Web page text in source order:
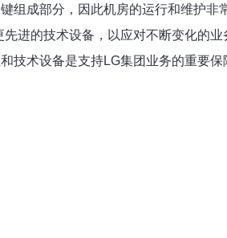
组成部分，因此机房的运行和维护非
进的技术设备，以应对不断变化的业
术设备是支持LG集团业务的重要保